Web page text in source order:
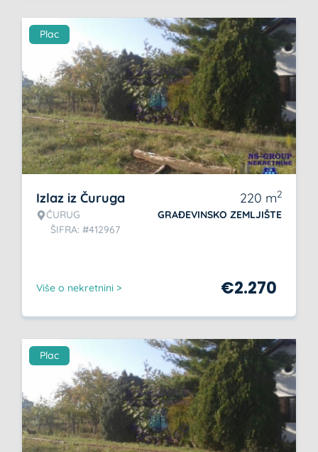
Plac
Izlaz iz Čuruga
ČURUG
ŠIFRA: #412967
220 m2
GRAĐEVINSKO ZEMLJIŠTE
Više o nekretnini > €2.270
Plac